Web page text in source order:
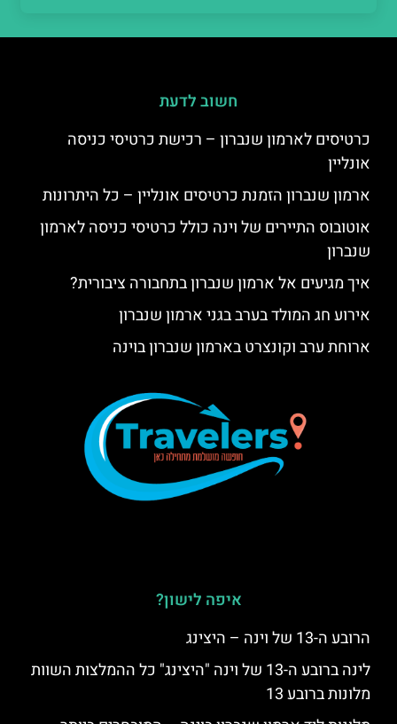
חשוב לדעת
כרטיסים לארמון שנברון – רכישת כרטיסי כניסה
אונליין
ארמון שנברון הזמנת כרטיסים אונליין – כל היתרונות
אוטובוס התיירים של וינה כולל כרטיסי כניסה לארמון
שנברון
איך מגיעים אל ארמון שנברון בתחבורה ציבורית?
אירוע חג המולד בערב בגני ארמון שנברון
ארוחת ערב וקונצרט בארמון שנברון בוינה
איפה לישון?
הרובע ה-13 של וינה – היצינג
לינה ברובע ה-13 של וינה "היצינג" כל ההמלצות השוות
מלונות ברובע 13